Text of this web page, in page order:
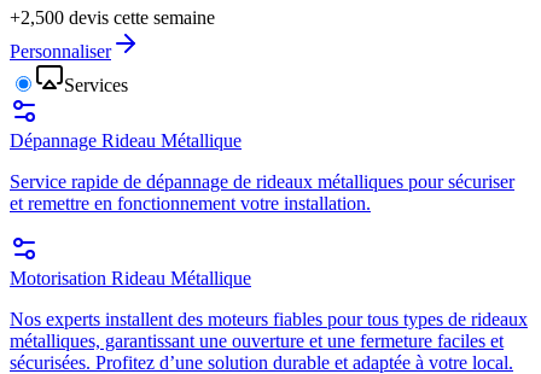
+2,500 devis cette semaine
Personnaliser
Services
Dépannage Rideau Métallique
Service rapide de dépannage de rideaux métalliques pour sécuriser
et remettre en fonctionnement votre installation.
Motorisation Rideau Métallique
Nos experts installent des moteurs fiables pour tous types de rideaux
métalliques, garantissant une ouverture et une fermeture faciles et
sécurisées. Profitez d’une solution durable et adaptée à votre local.